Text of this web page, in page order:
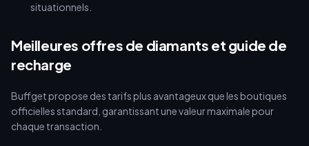
situationnels.
Meilleures offres de diamants et guide de
recharge
Buffget propose des tarifs plus avantageux que les boutiques
officielles standard, garantissant une valeur maximale pour
chaque transaction.